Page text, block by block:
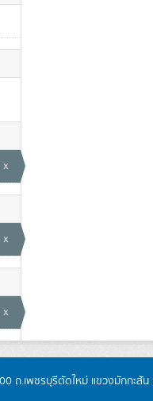
x
x
x
ถ.เพชรบุรีตัดใหม่ แขวงมักกะสั